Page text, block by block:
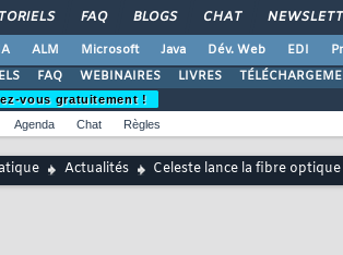
FAQ BLOGS CHAT
ALM Microsoft Java Dév. Web EDI
FAQ WEBINAIRES LIVRES
vous gratuitement !
Agenda Chat Règles
Actualités Celeste lance la fibre